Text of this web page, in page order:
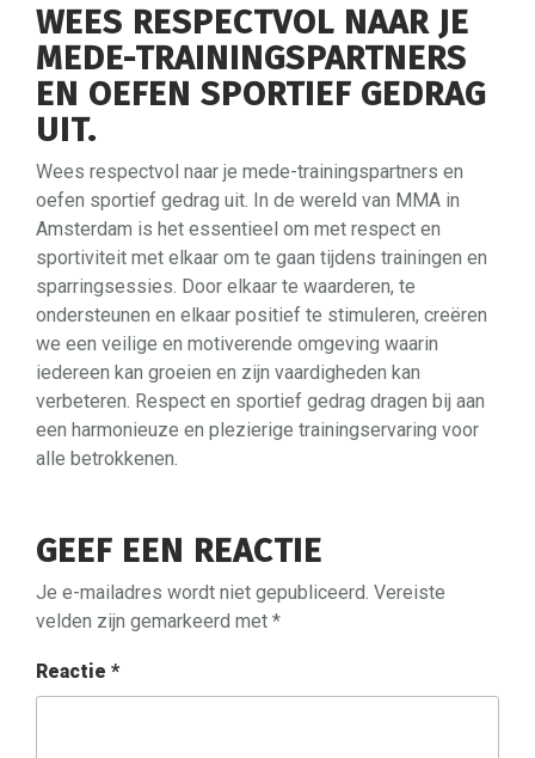
WEES RESPECTVOL NAAR JE
MEDE-TRAININGSPARTNERS
EN OEFEN SPORTIEF GEDRAG
UIT.
Wees respectvol naar je mede-trainingspartners en
oefen sportief gedrag uit. In de wereld van MMA in
Amsterdam is het essentieel om met respect en
sportiviteit met elkaar om te gaan tijdens trainingen en
sparringsessies. Door elkaar te waarderen, te
ondersteunen en elkaar positief te stimuleren, creëren
we een veilige en motiverende omgeving waarin
iedereen kan groeien en zijn vaardigheden kan
verbeteren. Respect en sportief gedrag dragen bij aan
een harmonieuze en plezierige trainingservaring voor
alle betrokkenen.
GEEF EEN REACTIE
Je e-mailadres wordt niet gepubliceerd. Vereiste
velden zijn gemarkeerd met *
Reactie *